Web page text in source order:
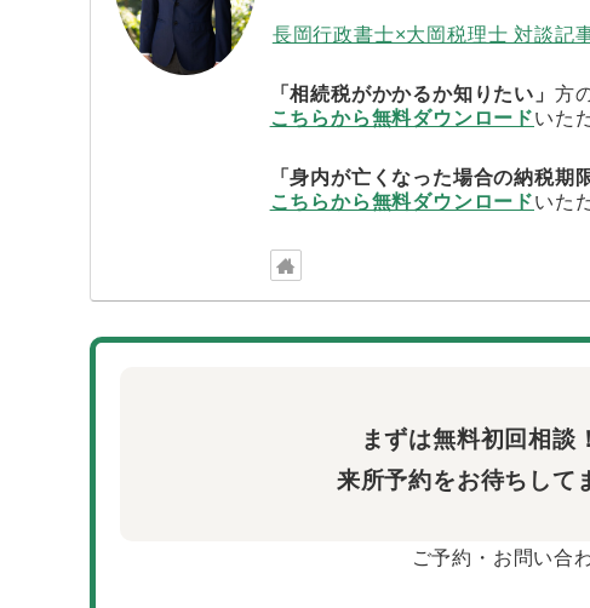
長岡行政書士×大岡税理士 対談記
「相続税がかかるか知りたい」 方
こちらから無料ダウンロードいた
「身内が亡くなった場合の納税期限
こちらから無料ダウンロードいた
まずは無料初回相談！
来所予約をお待ちして
ご予約・お問い合